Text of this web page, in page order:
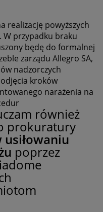
realizację powyższych
W przypadku braku
będę do formalnej
zarządu Allegro SA,
nadzorczych
kroków
narażenia na
również
prokuratury
usiłowaniu
poprzez